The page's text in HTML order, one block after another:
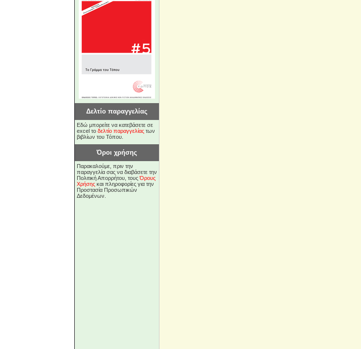
Δελτίο παραγγελίας
Εδώ μπορείτε να κατεβάσετε σε
excel το δελτίο παραγγελίαςτων
βιβλίων του Τόπου.
Όροι χρήσης
Παρακαλούμε, πριν την
παραγγελία σας να διαβάσετε την
Πολιτική Απορρήτου, τουςΌρους
Χρήσηςκαι πληροφορίες για την
Προστασία Προσωπικών
Δεδομένων.